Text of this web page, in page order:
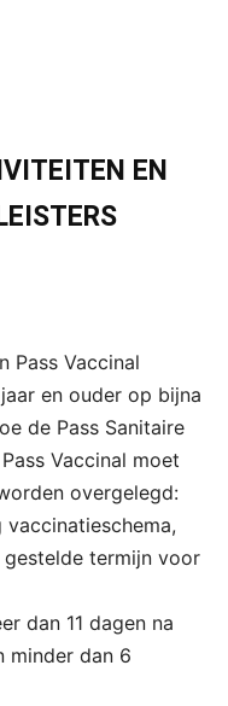
EN
Pass Vaccinal
en ouder op bijna
de Pass Sanitaire
Vaccinal moet
overgelegd:
termijn voor
dan 11 dagen na
minder dan 6